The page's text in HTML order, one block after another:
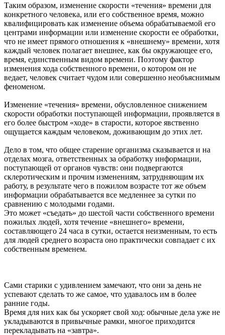
Таким образом, изменение скорости «течения» времени для
конкретного человека, или его собственное время, можно
квалифицировать как изменение объема обрабатываемой его
центрами информации или изменение скорости ее обработки,
что не имеет прямого отношения к «внешнему» времени, хотя
каждый человек полагает внешнее, как бы окружающее его,
время, единственным видом времени. Поэтому фактор
изменения хода собственного времени, о котором он не
ведает, человек считает чудом или совершенно необъяснимым
феноменом.
Изменение «течения» времени, обусловленное снижением
скорости обработки поступающей информации, проявляется в
его более быстром «ходе» в старости, которое явственно
ощущается каждым человеком, доживающим до этих лет.
Дело в том, что общее старение организма сказывается и на
отделах мозга, ответственных за обработку информации,
поступающей от органов чувств: они подвергаются
склеротическим и прочим изменениям, затрудняющим их
работу, в результате чего в пожилом возрасте тот же объем
информации обрабатывается все медленнее за сутки по
сравнению с молодыми годами.
Это может «съедать» до шестой части собственного времени
пожилых людей, хотя течение «внешнего» времени,
составляющего 24 часа в сутки, остается неизменным, то есть
для людей среднего возраста оно практически совпадает с их
собственным временем.
Сами старики с удивлением замечают, что они за день не
успевают сделать то же самое, что удавалось им в более
ранние годы.
Время для них как бы ускоряет свой ход: обычные дела уже не
укладываются в привычные рамки, многое приходится
перекладывать на «завтра».